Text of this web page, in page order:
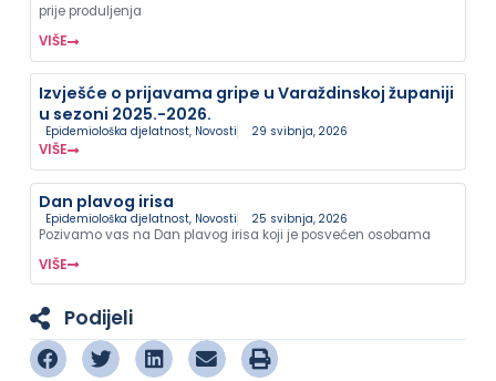
prije produljenja
VIŠE
Izvješće o prijavama gripe u Varaždinskoj županiji
u sezoni 2025.-2026.
Epidemiološka djelatnost, Novosti 29 svibnja, 2026
VIŠE
Dan plavog irisa
Epidemiološka djelatnost, Novosti 25 svibnja, 2026
Pozivamo vas na Dan plavog irisa koji je posvećen osobama
VIŠE
Podijeli